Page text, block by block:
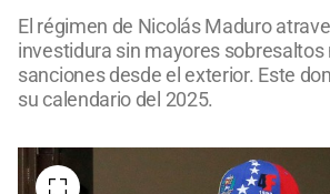
El régimen de Nicolás Maduro
investidura sin mayores sobresaltos
sanciones desde el exterior. Este
su calendario del 2025.